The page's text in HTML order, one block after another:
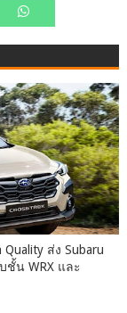
ส่ง Subaru
ชั้น WRX และ